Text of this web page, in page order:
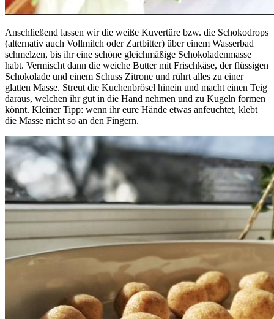
Anschließend lassen wir die weiße Kuvertüre bzw. die Schokodrops
(alternativ auch Vollmilch oder Zartbitter) über einem Wasserbad
schmelzen, bis ihr eine schöne gleichmäßige Schokoladenmasse
habt. Vermischt dann die weiche Butter mit Frischkäse, der flüssigen
Schokolade und einem Schuss Zitrone und rührt alles zu einer
glatten Masse. Streut die Kuchenbrösel hinein und macht einen Teig
daraus, welchen ihr gut in die Hand nehmen und zu Kugeln formen
könnt. Kleiner Tipp: wenn ihr eure Hände etwas anfeuchtet, klebt
die Masse nicht so an den Fingern.